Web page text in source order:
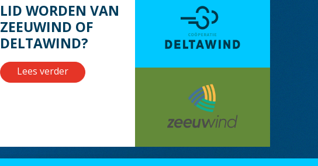
LID WORDEN VAN
ZEEUWIND OF
DELTAWIND?
Lees verder